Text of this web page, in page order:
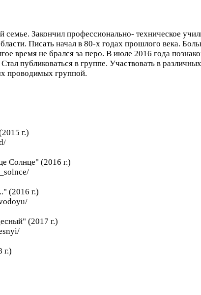
семье. Закончил профессионально- техническое
Писать начал в 80-х годах прошлого века.
время не брался за перо. В июле 2016 года
публиковаться в группе. Участвовать в
проводимых группой.
г.)
Солнце" (2016 г.)
(2016 г.)
(2017 г.)
г.)